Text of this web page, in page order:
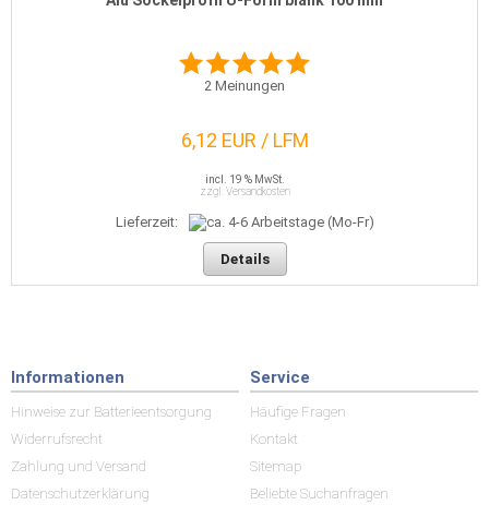
2 Meinungen
6,12 EUR / LFM
incl. 19 % MwSt.
zzgl. Versandkosten
Lieferzeit:
Details
Informationen
Hinweise zur Batterieentsorgung
Widerrufsrecht
Zahlung und Versand
Datenschutzerklärung
Service
Häufige Fragen
Kontakt
Sitemap
Beliebte Suchanfragen